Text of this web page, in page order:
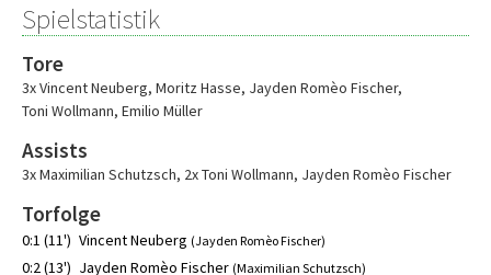
Spielstatistik
Tore
3x Vincent Neuberg, Moritz Hasse, Jayden Romèo Fischer,
Toni Wollmann, Emilio Müller
Assists
3x Maximilian Schutzsch, 2x Toni Wollmann, Jayden Romèo Fischer
Torfolge
0:1 (11') Vincent Neuberg (Jayden Romèo Fischer)
0:2 (13') Jayden Romèo Fischer (Maximilian Schutzsch)